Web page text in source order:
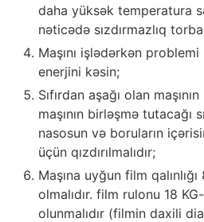
daha yüksək temperatura
nəticədə sızdırmazlıq
Maşını işlədərkən
enerjini kəsin;
Sıfırdan aşağı olan
maşının birləşmə tutacağı
nasosun və boruların
üçün qızdırılmalıdır;
Maşına uyğun film
olmalıdır. film rulonu 18
olunmalıdır (filmin daxili